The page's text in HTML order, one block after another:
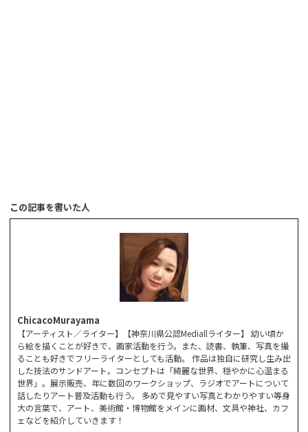
この記事を書いた人
ChicacoMurayama
【アーティスト／ライター】【神奈川県公認Mediallライター】 幼い頃か
ら絵を描くことが好きで、画家活動を行う。また、読書、執筆、写真を撮
ることも好きでフリーライターとしても活動。 作品は独自に研究し生み出
した技法のサンドアート。コンセプトは「綺麗な世界、穏やかに心温まる
世界」。展示販売、年に数回のワークショップ、ラジオでアートについて
話したりアート普及活動も行う。 多めで見やすい写真とわかりやすい等身
大の言葉で、アート、美術館・博物館をメインに画材、文具や神社、カフ
ェなどを紹介していきます！